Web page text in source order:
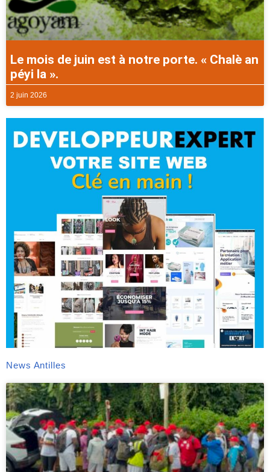
Le mois de juin est à notre porte. « Chalè an
péyi la ».
2 juin 2026
News Antilles